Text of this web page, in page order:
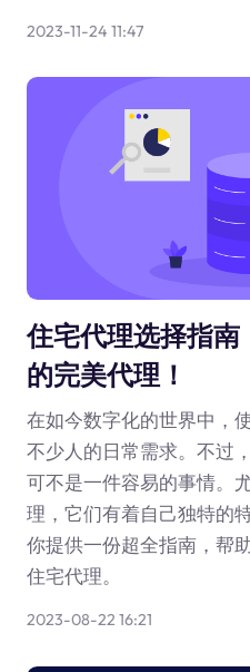
2023-11-24 11:47
住宅代理选择指
的完美代理！
在如今数字化的世界中，
不少人的日常需求。不过
可不是一件容易的事情。
理，它们有着自己独特的
你提供一份超全指南，帮
住宅代理。
2023-08-22 16:21